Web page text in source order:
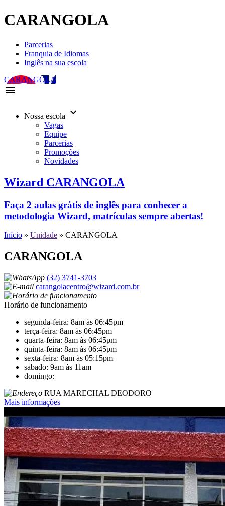
CARANGOLA
Parcerias
Franquia de Idiomas
Inglês na sua escola
CARANGOLA
menu
Nossa escola keyboard_arrow_down
Vagas
Equipe
Parcerias
Promoções
Novidades
Wizard CARANGOLA
Faça 2 aulas grátis de inglês para conhecer a
metodologia Wizard, matrículas sempre abertas!
Início » Unidade » CARANGOLA
CARANGOLA
(32) 3741-3703
carangolacentro@wizard.com.br
Horário de funcionamento
segunda-feira: 8am às 06:45pm
terça-feira: 8am às 06:45pm
quarta-feira: 8am às 06:45pm
quinta-feira: 8am às 06:45pm
sexta-feira: 8am às 05:15pm
sabado: 9am às 11am
domingo:
RUA MARECHAL DEODORO
Mais informações